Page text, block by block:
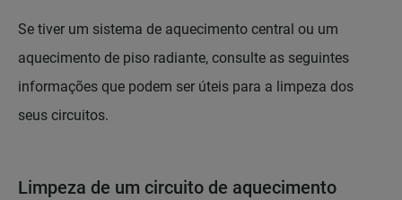
Se tiver um sistema de aquecimento central ou um
aquecimento de piso radiante, consulte as seguintes
informações que podem ser úteis para a limpeza dos
seus circuitos.
Limpeza de um circuito de aquecimento